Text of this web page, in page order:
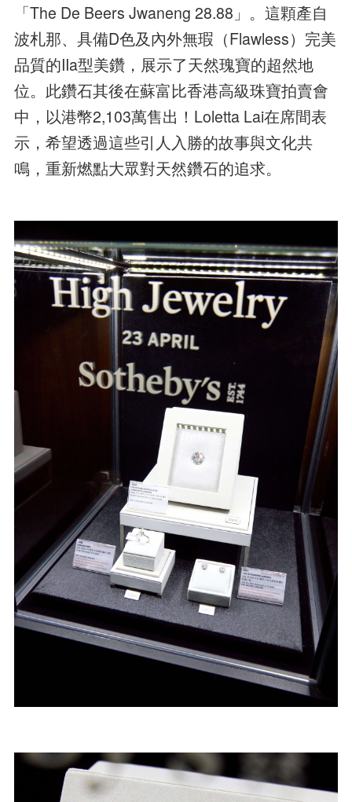
「The De Beers Jwaneng 28.88」。這顆產自
波札那、具備D色及內外無瑕（Flawless）完美
品質的IIa型美鑽，展示了天然瑰寶的超然地
位。此鑽石其後在蘇富比香港高級珠寶拍賣會
中，以港幣2,103萬售出！Loletta Lai在席間表
示，希望透過這些引人入勝的故事與文化共
鳴，重新燃點大眾對天然鑽石的追求。